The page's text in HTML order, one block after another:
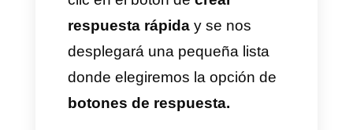
¿Cómo crear un bot de
WhatsApp con botones?
Ahora que sabes cuáles son